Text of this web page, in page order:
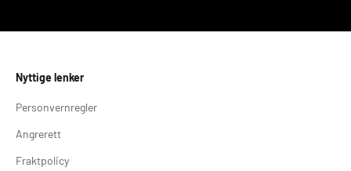
Nyttige lenker
Personvernregler
Angrerett
Fraktpolicy